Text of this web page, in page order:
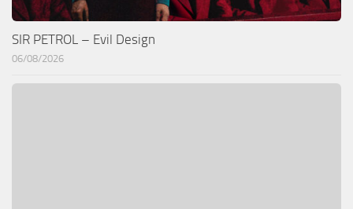
SIR PETROL – Evil Design
06/08/2026